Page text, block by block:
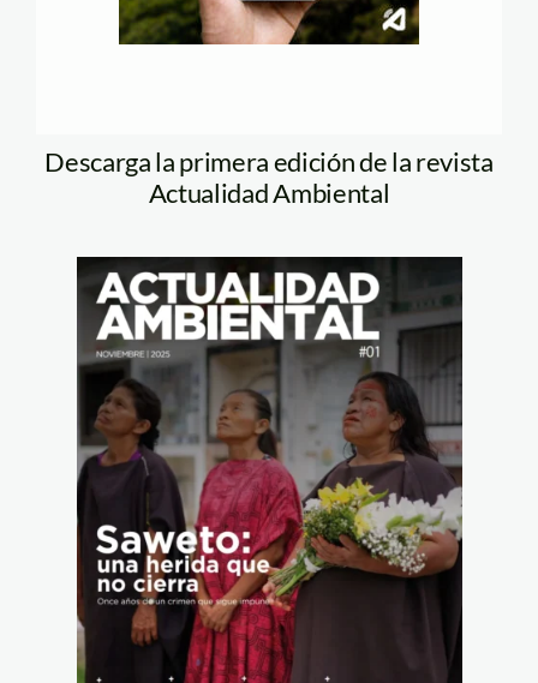
Descarga la primera edición de la revista
Actualidad Ambiental